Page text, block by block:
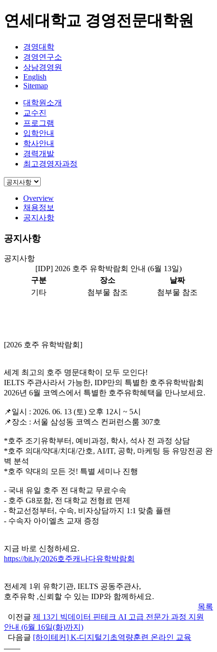
연세대학교 경영전문대학원
경영대학
경영연구소
상남경영원
English
Sitemap
대학원소개
교수진
프로그램
입학안내
학사안내
경력개발
최고경영자과정
Overview
채용정보
공지사항
공지사항
공지사항
[IDP] 2026 호주 유학박람회 안내 (6월 13일)
구분
장소
날짜
기타
첨부물 참조 첨부물 참조
[2026 호주 유학박람회]
세계 최고의 호주 명문대학이 모두 모인다!
IELTS 주관사라서 가능한, IDP만의 특별한 호주유학박람회
2026년 6월 코엑스에서 특별한 호주유학혜택을 만나보세요.
📌일시 : 2026. 06. 13 (토) 오후 12시 ~ 5시
📌장소 : 서울 삼성동 코엑스 컨퍼런스룸 307호
*호주 조기유학부터, 예비과정, 학사, 석사 전 과정 상담
*호주 의대/약대/치대/간호, AI/IT, 공학, 마케팅 등 유망전공 완
벽 분석
*호주 약대의 모든 것! 특별 세미나 진행
- 국내 유일 호주 전 대학교 무료수속
- 호주 G8포함, 전 대학교 전형료 면제
- 학교선정부터, 수속, 비자상담까지 1:1 맞춤 플랜
- 수속자 아이엘츠 교재 증정
지금 바로 신청하세요.
https://bit.ly/2026호주캐나다유학박람회
전세계 1위 유학기관, IELTS 공동주관사,
호주유학 ,신뢰할 수 있는 IDP와 함께하세요.
목록
이전글 제 13기 빅데이터 핀테크 AI 고급 전문가 과정 지원
안내 (6월 16일(화)까지)
다음글 [하이테커] K-디지털기초역량훈련 온라인 교육